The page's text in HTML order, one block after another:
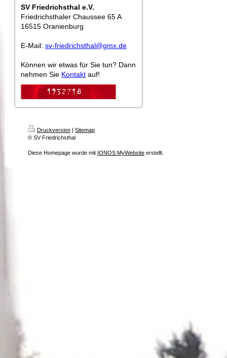
SV Friedrichsthal e.V.
Friedrichsthaler Chaussee 65 A
16515 Oranienburg
E-Mail: sv-friedrichsthal@gmx.de
Können wir etwas für Sie tun? Dann
nehmen Sie Kontakt auf!
Druckversion | Sitemap
© SV Friedrichsthal
Diese Homepage wurde mit IONOS MyWebsite erstellt.